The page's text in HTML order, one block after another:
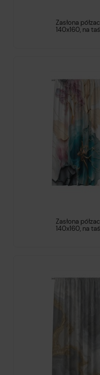
Zasłona
140x160, na
Zasłona
140x160, na